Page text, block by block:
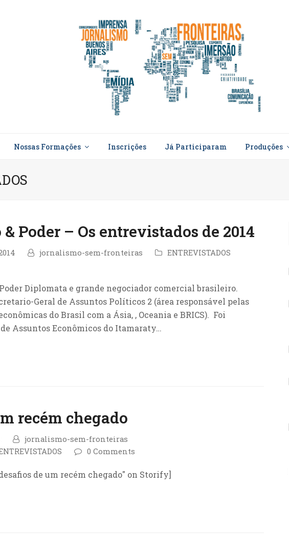
Nossas Formações Inscrições Já Participaram Produções
Poder – Os entrevistados de 2014
jornalismo-sem-fronteiras
ENTREVISTADOS
Diplomata e grande negociador comercial brasileiro.
Geral de Assuntos Políticos 2 (área responsável pelas
do Brasil com a Ásia, , Oceania e BRICS). Foi
Assuntos Econômicos do Itamaraty…
recém chegado
jornalismo-sem-fronteiras
0 Comments
de um recém chegado" on Storify]